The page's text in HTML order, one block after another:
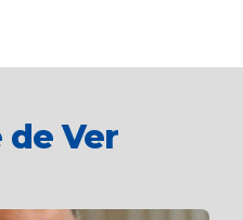
de Ver